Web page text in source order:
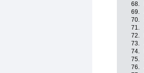
68.
69.
70.
71.
72.
73.
74.
75.
76.